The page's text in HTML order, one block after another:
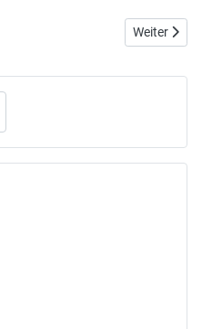
von Daihatsu Nächster
Weiter